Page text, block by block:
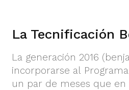
La Tecnificación
La generación 2016
incorporarse al
un par de meses que en